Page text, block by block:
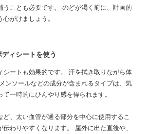
ことも必要です。
のどが渇く前に、計画的
がけましょう。
ィシートを使う
ートも効果的です。
汗を拭き取りながら体
ンソールなどの成分が含まれるタイプは、気
一時的にひんやり感を得られます。
ど、太い血管が通る部分を中心に使用するこ
わりやすくなります。
屋外に出た直後や、